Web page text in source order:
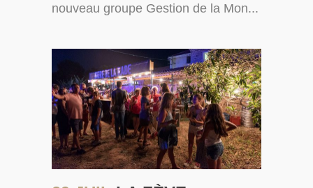
nouveau groupe Gestion de la Mon...